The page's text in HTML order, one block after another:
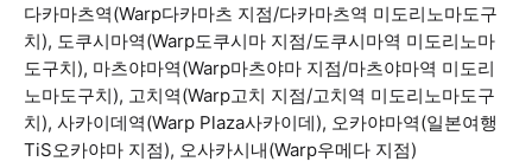
다카마츠역(Warp다카마츠 지점/다카마츠역 미도리노마도구
치), 도쿠시마역(Warp도쿠시마 지점/도쿠시마역 미도리노마
도구치), 마츠야마역(Warp마츠야마 지점/마츠야마역 미도리
노마도구치), 고치역(Warp고치 지점/고치역 미도리노마도구
치), 사카이데역(Warp Plaza사카이데), 오카야마역(일본여행
TiS오카야마 지점), 오사카시내(Warp우메다 지점)